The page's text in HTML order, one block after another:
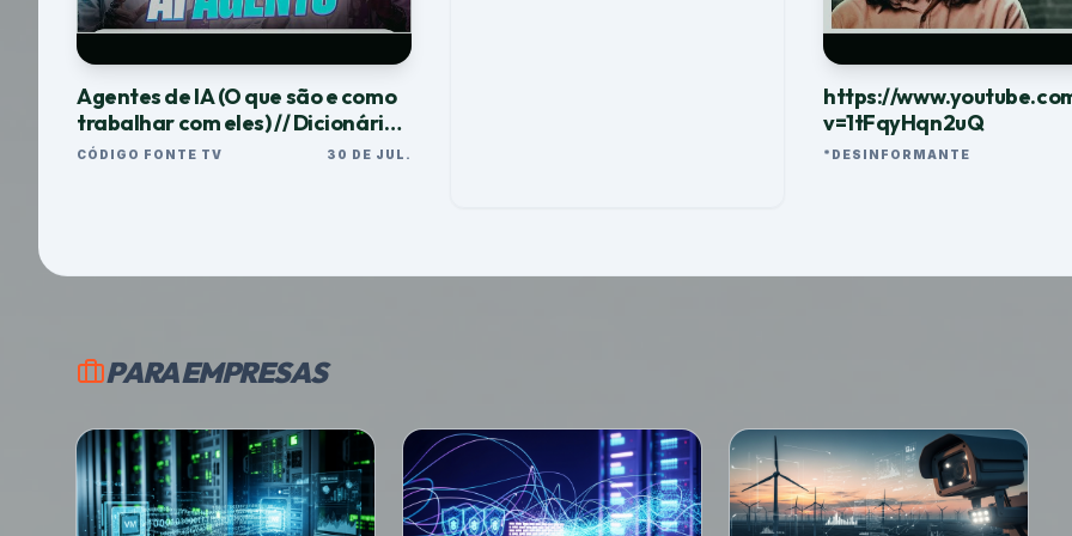
Agentes de IA (O que são e como
trabalhar com eles) // Dicionário
do Programador
CÓDIGO FONTE TV 30 DE JUL.
https://
v=1tFqyHqn2uQ
*DESINFORMANTE
PARA EMPRESAS